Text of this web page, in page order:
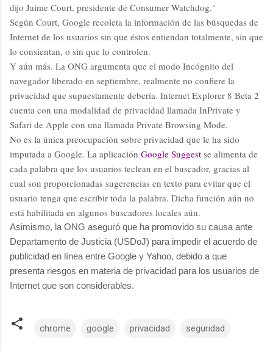
dijo Jaime Court, presidente de Consumer Watchdog.´
Según Court, Google recoleta la información de las búsquedas de
Internet de los usuarios sin que éstos entiendan totalmente, sin que
lo consientan, o sin que lo controlen.
Y aún más. La ONG argumenta que el modo Incógnito del
navegador liberado en septiembre, realmente no confiere la
privacidad que supuestamente debería. Internet Explorer 8 Beta 2
cuenta con una modalidad de privacidad llamada InPrivate y
Safari de Apple con una llamada Private Browsing Mode.
No es la única preocupación sobre privacidad que le ha sido
imputada a Google. La aplicación Google Suggest se alimenta de
cada palabra que los usuarios teclean en el buscador, gracias al
cual son proporcionadas sugerencias en texto para evitar que el
usuario tenga que escribir toda la palabra. Dicha función aún no
está habilitada en algunos buscadores locales aún.
Asimismo, la ONG aseguró que ha promovido su causa ante
Departamento de Justicia (USDoJ) para impedir el acuerdo de
publicidad en línea entre Google y Yahoo, debido a que
presenta riesgos en materia de privacidad para los usuarios de
Internet que son considerables.
chrome google privacidad seguridad